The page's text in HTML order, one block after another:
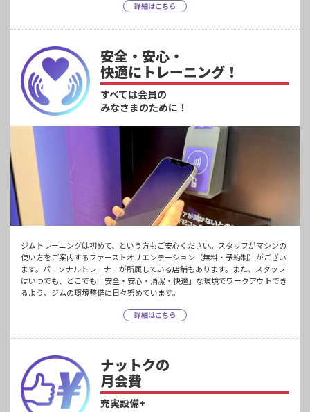
詳細はこちら
安全・安心・
快適にトレーニング！
すべては会員の
みなさまのために！
ジムトレーニングは初めて、という方もご安心ください。スタッフがマシンの
使い方をご案内するファーストオリエンテーション（無料・予約制）がござい
ます。パーソナルトレーナーが所属している店舗もあります。また、スタッフ
はいつでも、どこでも「安全・安心・清潔・快適」な環境でワークアウトでき
るよう、ジムの環境整備に日々努めています。
詳細はこちら
ナットクの
月会費
充実設備+